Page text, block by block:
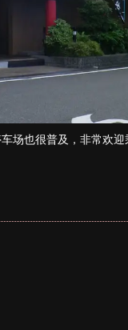
场也很普及，非常欢迎